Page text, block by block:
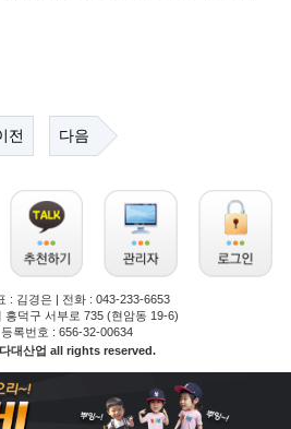
전 다음
: 김경은 | 전화 : 043-233-6653
흥덕구 서부로 735 (현암동 19-6)
록번호 : 656-32-00634
대산업 all rights reserved.